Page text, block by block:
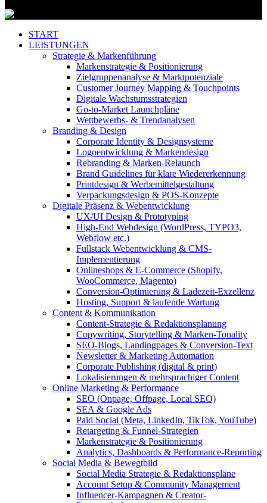
START
LEISTUNGEN
Strategie & Markenführung
Markenstrategie & Positionierung
Zielgruppenanalyse & Marktpotenziale
Customer Journey Mapping & Touchpoints
Digitale Wachstumsstrategien
Go-to-Market Launchpläne
Wettbewerbs- & Trendanalysen
Branding & Design
Corporate Identity & Designsysteme
Logoentwicklung & Markendesign
Rebranding & Marken-Relaunch
Brand Guidelines für klare Wiedererkennung
Printdesign & Werbemittelgestaltung
Verpackungsdesign & POS-Konzepte
Digitale Präsenz & Webentwicklung
UX/UI Design & Prototyping
High-End Webdesign (WordPress, TYPO3,
Webflow etc.)
Fullstack Webentwicklung & CMS-
Implementierung
Onlineshops & E-Commerce (Shopify,
WooCommerce, Magento)
Conversion-Optimierung & Ladezeit-Exzellenz
Hosting, Support & laufende Wartung
Content & Kommunikation
Content-Strategie & Redaktionsplanung
Copywriting, Storytelling & Marken-Tonality
SEO-Blogs, Landingpages & Conversion-Text
Newsletter & Marketing Automation
Corporate Publishing (digital & print)
Lokalisierungen & mehrsprachiger Content
Online Marketing & Performance
SEO (Onpage, Offpage, Local SEO)
SEA & Google Ads
Paid Social (Meta, LinkedIn, TikTok, YouTube)
Retargeting & Funnel-Strategien
Markenstrategie & Positionierung
Analytics, Dashboards & Performance-Reporting
Social Media & Bewegtbild
Social Media Strategie & Redaktionspläne
Account Setup & Community Management
Influencer-Kampagnen & Creator-